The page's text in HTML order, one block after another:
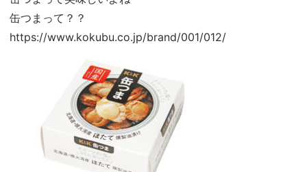
缶つまって？？
https://www.kokubu.co.jp/brand/001/012/